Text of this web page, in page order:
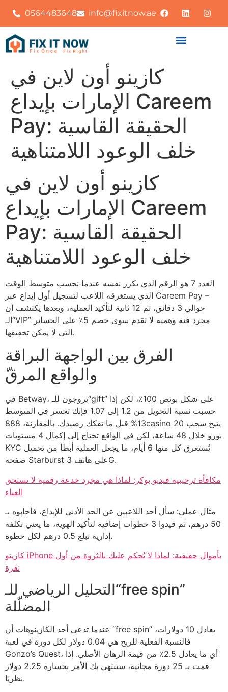
0564483648 info@fixitnow.ae
كازينو أون لاين في
الإمارات بإيداع Careem
Pay: الحقيقة القاسية
خلف الوعود اللامتناهية
كازينو أون لاين في
الإمارات بإيداع Careem
Pay: الحقيقة القاسية
خلف الوعود اللامتناهية
العدد 7 هو الرقم الذي يكرر نفسه عندما نحسب متوسط الوقت
الذي يستغرقه اللاعب لتسجيل أول إيداع عبر Careem Pay –
حوالي 3 دقائق، ثم 12 ثانية لتأكيد العملية، وبعدها يكتشف أن
“الـVIP” مجرد فئة وهمية لا تقدم سوى خصم 5٪ على الخسائر
التي لا يمكن تحقيقها.
الفرق بين الواجهة البراقة
والواقع المرقّ
في Betway، يروجون للـ“gift” على شكل بونص 100٪، لكن إذا
حسبت نسبة التحويل من 1.2 إلى 1.07 فإنك تخسر في المتوسط
13% قبل ما تفكك رصيدك. بالمقارنة، 888casino يتيح سحب 20
يورو خلال 48 ساعة، لكن في الواقع تحتاج إلى إكمال 4 مستويات
KYC يُستغرق كل منها 6 أيام، ما يجعل العملية أبطأ من تحميل
صفحة Starburst على هاتف 3G.
مكافأة ترحيبية فيديو بوكر: لماذا هي مجرد خدعة رقمية لا تستحق
العناء
مثال عملي: سأل أحد اللاعبين عن الحد الأدنى للإيداع، فأجابوه بـ
50 درهم، ثم قيدوا 3 خطوات إضافية لتأكيد الهوية، ما يعني تكلفة
إدارية تبلغ 0.5 درهم لكل خطوة.
كازينو iPhone بأموال حقيقية: لماذا لا يُحكم عليك بالثروة من أول
نقرة
التحليل الرياضي للـ“free spin”
المضلّلة
عندما تدعي أحد الكازينوهات أن “free spin” يعادل 10 دولارات،
فالنسبة الفعلية للربح هي 0.04 دولار لكل دورة في لعبة
Gonzo’s Quest، أي ما يعادل 2.5٪ من قيمة الرهان الأصلي. إذا
قمت بـ 25 دورة مجانية، ستنتهي بك الأمر بخسارة 2.25 دولار
نظريًا.